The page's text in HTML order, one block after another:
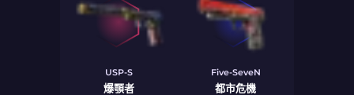
USP-S
爆顎者
Five-SeveN
都市危機